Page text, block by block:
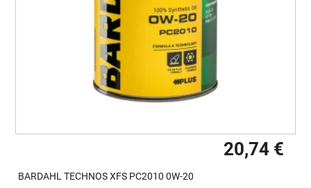
20,74 €
BARDAHL TECHNOS XFS PC2010 0W-20